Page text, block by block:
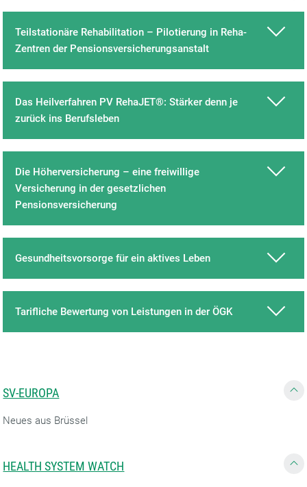
Teilstationäre Rehabilitation – Pilotierung in Reha-
Zentren der Pensionsversicherungsanstalt
Das Heilverfahren PV RehaJET®: Stärker denn je
zurück ins Berufsleben
Die Höherversicherung – eine freiwillige
Versicherung in der gesetzlichen
Pensionsversicherung
Gesundheitsvorsorge für ein aktives Leben
Tarifliche Bewertung von Leistungen in der ÖGK
SV-EUROPA
Neues aus Brüssel
HEALTH SYSTEM WATCH